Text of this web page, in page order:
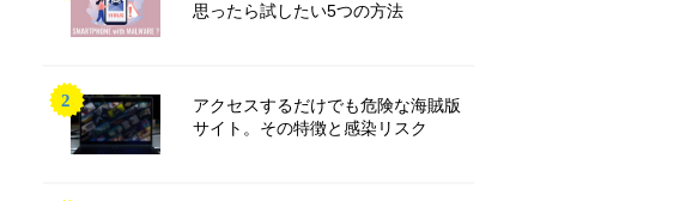
思ったら試したい5つの方法
アクセスするだけでも危険な海賊版
サイト。その特徴と感染リスク